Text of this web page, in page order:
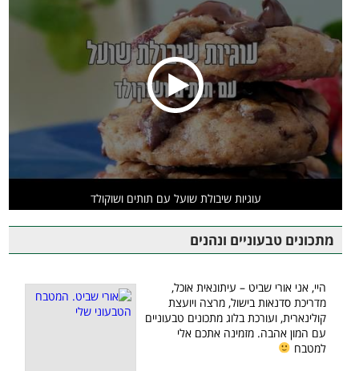
עוגיות שיבולת שועל עם תותים ושוקולד
מתכונים טבעוניים ונהנים
היי, אני אורי שביט – עיתונאית אוכל,
מדריכת סדנאות בישול, מרצה ויועצת
קולינארית, ועורכת בלוג מתכונים טבעוניים
עם המון אהבה. מזמינה אתכם אלי
למטבח